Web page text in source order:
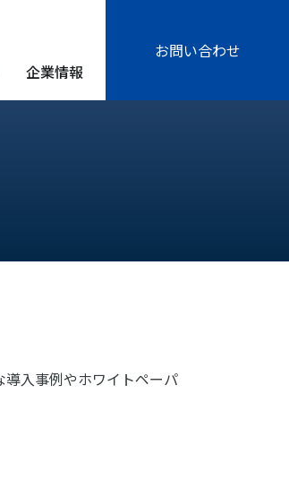
企業情報
お問い合わせ
入事例やホワイトペーパ